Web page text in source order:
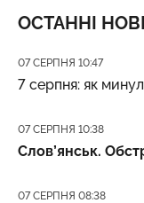
ОСТАННІ
Дата публікації
07 СЕРПНЯ 10:47
7 серпня: як
Дата публікації
07 СЕРПНЯ 10:38
Слов’янськ.
Дата публікації
07 СЕРПНЯ 08:38